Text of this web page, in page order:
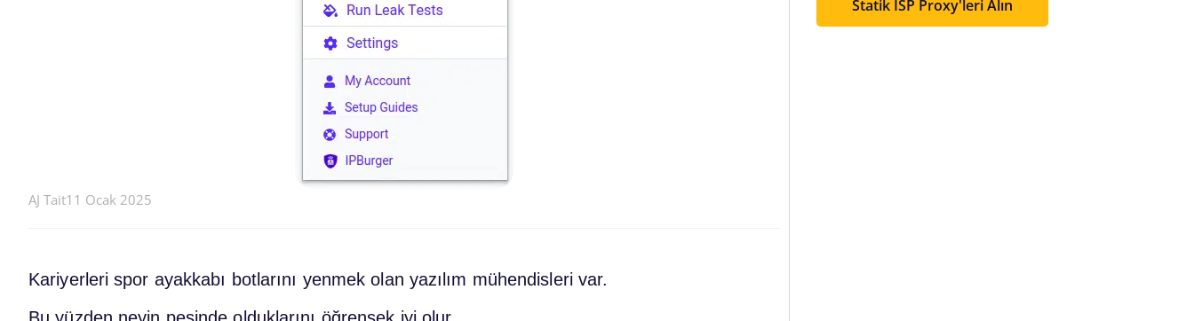
AJ Tait11 Ocak 2025
Kariyerleri spor ayakkabı botlarını yenmek olan yazılım mühendisleri var.
Statik ISP Proxy'leri Alın